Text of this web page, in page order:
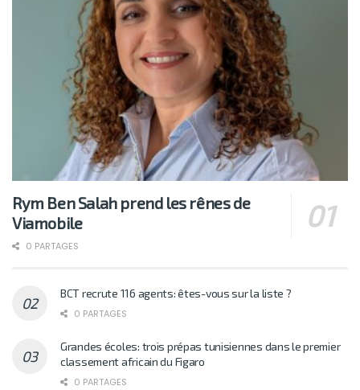
Rym Ben Salah prend les rênes de
Viamobile
0 PARTAGES
BCT recrute 116 agents: êtes-vous sur la liste ?
0 PARTAGES
Grandes écoles: trois prépas tunisiennes dans le premier
classement africain du Figaro
0 PARTAGES